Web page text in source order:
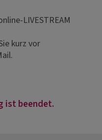
LIVESTREAM
kurz vor
ist beendet.